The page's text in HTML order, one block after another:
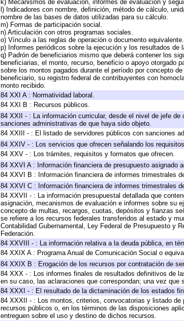
k) Mecanismos de evaluación, informes de evaluación y
l) Indicadores con nombre, definición, método de cálculo,
nombre de las bases de datos utilizadas para su cálculo.
m) Formas de participación social.
n) Articulación con otros programas sociales.
o) Vínculo a las reglas de operación o documento equivalente.
p) Informes periódicos sobre la ejecución y los resultados de
q) Padrón de beneficiarios mismo que deberá contener los
beneficiarias, el monto, recurso, beneficio o apoyo otorgado
sobre los montos pagados durante el período por concepto
beneficiario, su registro federal de contribuyentes con
monto recibido.
84 XXI A : Normatividad laboral.
84 XXI B : Recursos públicos.
84 XXII - : La información curricular, desde el nivel de jefe
sanciones administrativas de que haya sido objeto.
84 XXIII - : El listado de servidores públicos con sanciones
84 XXIV - : Los servicios que ofrecen señalando los
84 XXV - : Los trámites, requisitos y formatos que ofrecen.
84 XXVI A : Información financiera de presupuesto asignado
84 XXVI B : Información financiera de informes trimestrales
84 XXVI C : Información financiera de informes trimestrales
84 XXVII - : La información presupuestal detallada que
asignación, mecanismos de evaluación e informes sobre su
concepto de multas, recargos, cuotas, depósitos y fianzas
se refiere a los recursos federales transferidos al estado y
Contabilidad Gubernamental, Ley Federal de Presupuesto y
Federación.
84 XXVIII - : La información relativa a la deuda pública, en
84 XXIX A : Programa Anual de Comunicación Social o
84 XXIX B : Erogación de los recursos por contratación de
84 XXX - : Los informes finales de resultados definitivos de
en su caso, las aclaraciones que correspondan; una vez
84 XXXI - : El resultado de la dictaminación de los estados
84 XXXII - : Los montos, criterios, convocatorias y listado
recursos públicos o, en los términos de las disposiciones
entreguen sobre el uso y destino de dichos recursos.